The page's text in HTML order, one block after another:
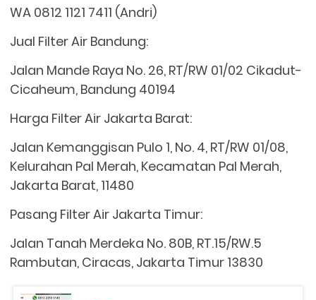
WA 0812 1121 7411 (Andri)
Jual Filter Air Bandung:
Jalan Mande Raya No. 26, RT/RW 01/02 Cikadut-
Cicaheum, Bandung 40194
Harga Filter Air Jakarta Barat:
Jalan Kemanggisan Pulo 1, No. 4, RT/RW 01/08,
Kelurahan Pal Merah, Kecamatan Pal Merah,
Jakarta Barat, 11480
Pasang Filter Air Jakarta Timur:
Jalan Tanah Merdeka No. 80B, RT.15/RW.5
Rambutan, Ciracas, Jakarta Timur 13830